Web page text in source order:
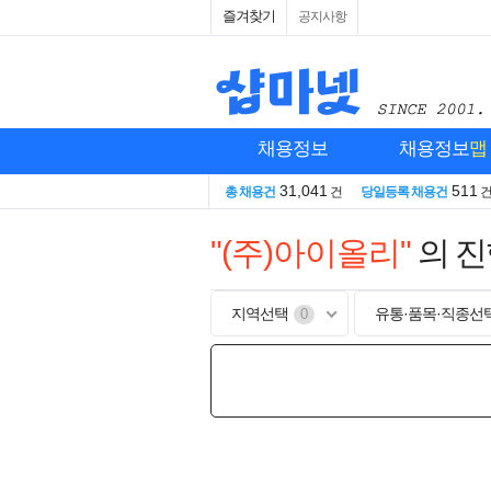
즐겨찾기 공지사항
채용정보 채용정보맵
총 채용건 31,041 건 당일등록 채용건 511 건
"(주)아이올리" 의
지역선택 0 유통·품목·직종선